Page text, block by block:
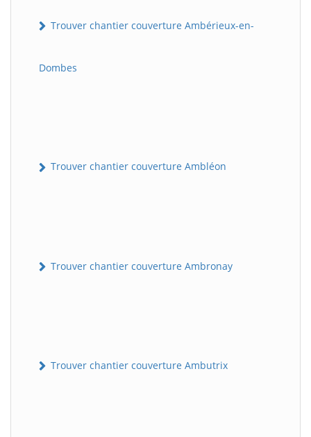
Trouver chantier couverture Ambérieux-en-
Dombes
Trouver chantier couverture Ambléon
Trouver chantier couverture Ambronay
Trouver chantier couverture Ambutrix